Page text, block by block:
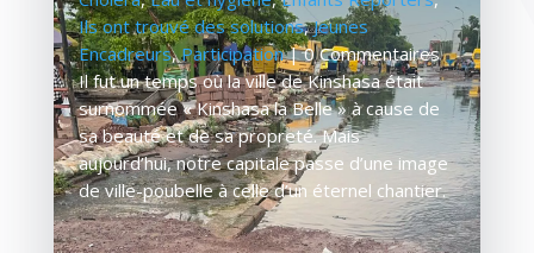
Ils ont trouvé des solutions,Jeunes
Encadreurs,Participation| 0 Commentaires
Il fut un temps où la ville de Kinshasa était
surnommée « Kinshasa la Belle » à cause de
sa beauté et de sa propreté. Mais
aujourd’hui, notre capitale passe d’une image
de ville-poubelle à celle d’un éternel chantier.